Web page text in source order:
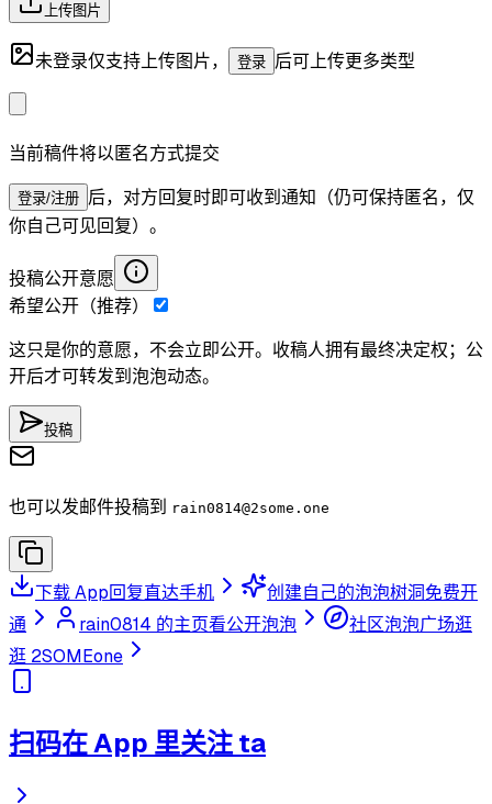
上传图片
未登录仅支持上传图片， 登录 后可上传更多类型
当前稿件将以匿名方式提交
登录/注册 后，对方回复时即可收到通知（仍可保持匿名，仅
你自己可见回复）。
投稿公开意愿
希望公开（推荐）
这只是你的意愿，不会立即公开。收稿人拥有最终决定权；公
开后才可转发到泡泡动态。
投稿
也可以发邮件投稿到 rain0814@2some.one
下载 App回复直达手机 创建自己的泡泡树洞免费开
通
rain0814 的主页看公开泡泡 社区泡泡广场逛
逛 2SOMEone
扫码在 App 里关注 ta